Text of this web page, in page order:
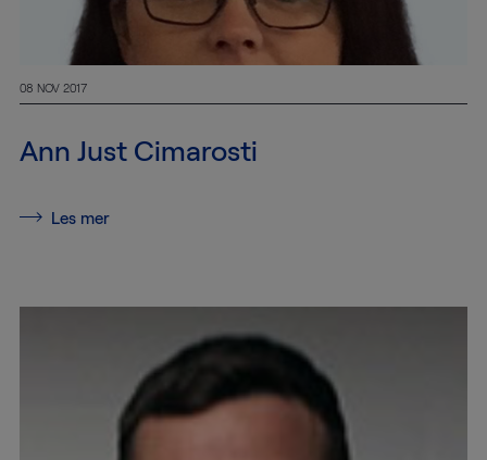
08 NOV 2017
Ann Just Cimarosti
Les mer